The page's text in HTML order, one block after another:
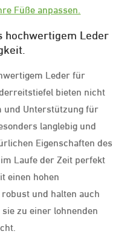
Füße anpassen.
hochwertigem Leder
Leder für
bieten nicht
und Unterstützung für
langlebig und
Eigenschaften des
Laufe der Zeit perfekt
einen hohen
und halten auch
zu einer lohnenden